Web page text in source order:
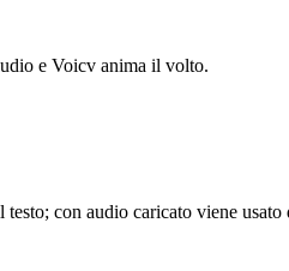
e Voicv anima il volto.
con audio caricato viene usato